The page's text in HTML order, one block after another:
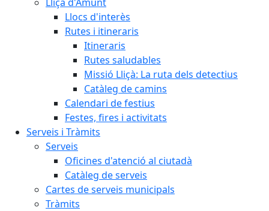
Llocs d'interès
Rutes i itineraris
Itineraris
Rutes saludables
Missió Lliçà: La ruta dels detectius
Catàleg de camins
Calendari de festius
Festes, fires i activitats
Serveis i Tràmits
Serveis
Oficines d'atenció al ciutadà
Catàleg de serveis
Cartes de serveis municipals
Tràmits